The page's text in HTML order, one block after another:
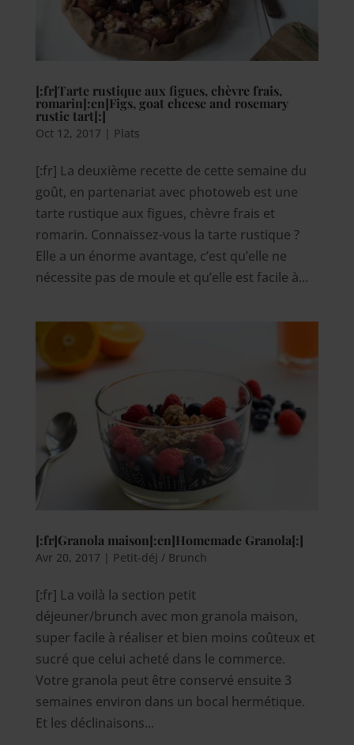
[:fr]Tarte rustique aux figues, chèvre frais,
romarin[:en]Figs, goat cheese and rosemary
rustic tart[:]
Oct 12, 2017 | Plats
[:fr] La deuxième recette de cette semaine du
goût, en partenariat avec photoweb est une
tarte rustique aux figues, chèvre frais et
romarin. Connaissez-vous la tarte rustique ?
Elle a un énorme avantage, c’est qu’elle ne
nécessite pas de moule et qu’elle est facile à...
[:fr]Granola maison[:en]Homemade Granola[:]
Avr 20, 2017 | Petit-déj / Brunch
[:fr] La voilà la section petit
déjeuner/brunch avec mon granola maison,
super facile à réaliser et bien moins coûteux et
sucré que celui acheté dans le commerce.
Votre granola peut être conservé ensuite 3
semaines environ dans un bocal hermétique.
Et les déclinaisons...